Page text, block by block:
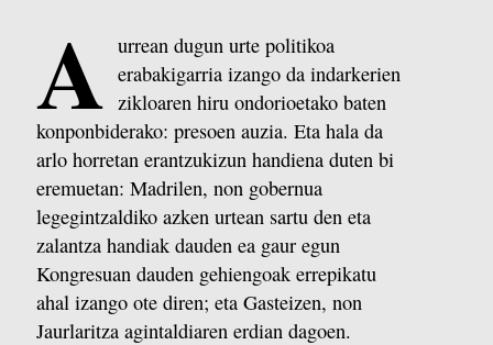
A
urrean dugun urte politikoa
erabakigarria izango da indarkerien
zikloaren hiru ondorioetako baten
konponbiderako: presoen auzia. Eta hala da
arlo horretan erantzukizun handiena duten bi
eremuetan: Madrilen, non gobernua
legegintzaldiko azken urtean sartu den eta
zalantza handiak dauden ea gaur egun
Kongresuan dauden gehiengoak errepikatu
ahal izango ote diren; eta Gasteizen, non
Jaurlaritza agintaldiaren erdian dagoen.